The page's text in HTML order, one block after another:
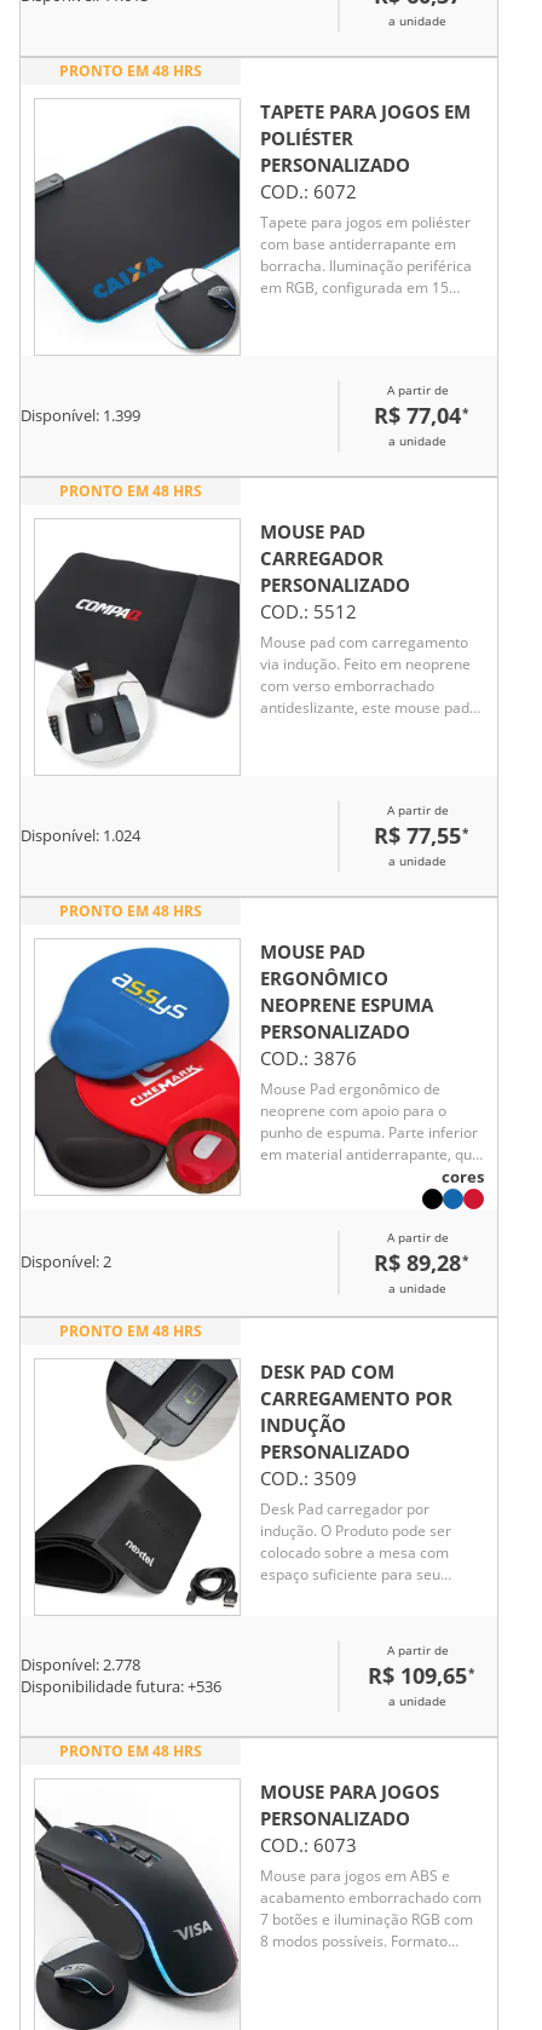
a unidade
PRONTO EM 48 HRS
TAPETE PARA JOGOS EM
POLIÉSTER
PERSONALIZADO
COD.: 6072
Tapete para jogos em poliéster
com base antiderrapante em
borracha. Iluminação periférica
em RGB, configurada em 15
permitindo que estabeleça o seu
padrão favorito. Cabo resistente
de 1.5 m desenvolvido para um
caixa presente. 250 x 350 x 4
Disponível: 1.399
A partir de
R$ 77,04*
a unidade
PRONTO EM 48 HRS
MOUSE PAD
CARREGADOR
PERSONALIZADO
COD.: 5512
Mouse pad com carregamento
via indução. Feito em neoprene
com verso emborrachado
antideslizante, este mouse pad
Acompanha cabo USB V8.
Disponível: 1.024
A partir de
R$ 77,55*
a unidade
PRONTO EM 48 HRS
MOUSE PAD
ERGONÔMICO
NEOPRENE ESPUMA
PERSONALIZADO
COD.: 3876
Mouse Pad ergonômico de
neoprene com apoio para o
punho de espuma. Parte inferior
em material antiderrapante, que
ajuda a impedir o deslizamento
cores
Disponível:2
A partir de
R$ 89,28*
a unidade
PRONTO EM 48 HRS
DESK PAD COM
CARREGAMENTO POR
INDUÇÃO
PERSONALIZADO
COD.: 3509
Desk Pad carregador por
indução. O Produto pode ser
colocado sobre a mesa com
espaço suficiente para seu
parte lateral. O produto
acompanha cabo USB e manual
Disponível:2.778
Disponibilidade futura: +536
A partir de
R$ 109,65*
a unidade
PRONTO EM 48 HRS
MOUSE PARA JOGOS
PERSONALIZADO
COD.: 6073
Mouse para jogos em ABS e
acabamento emborrachado com
7 botões e iluminação RGB com
8 modos possíveis. Formato